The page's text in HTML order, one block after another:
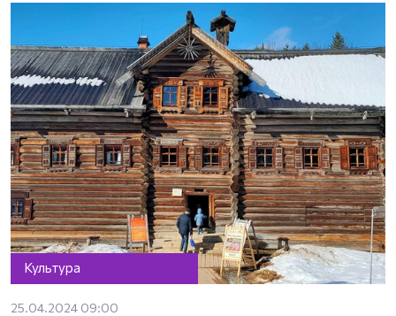
Культура
25.04.2024 09:00